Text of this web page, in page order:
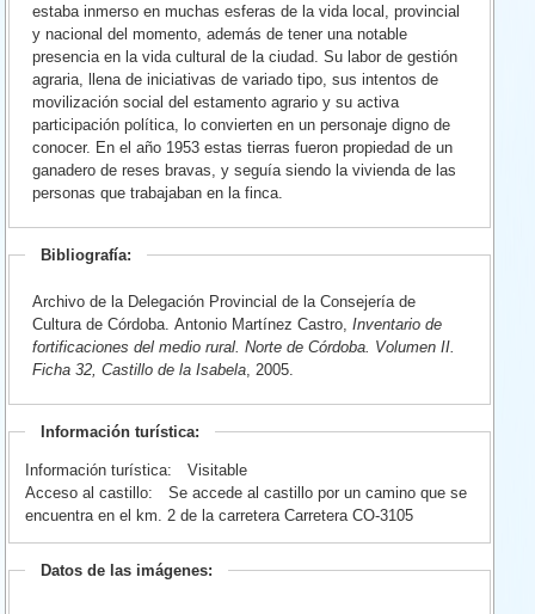
estaba inmerso en muchas esferas de la vida local, provincial
y nacional del momento, además de tener una notable
presencia en la vida cultural de la ciudad. Su labor de gestión
agraria, llena de iniciativas de variado tipo, sus intentos de
movilización social del estamento agrario y su activa
participación política, lo convierten en un personaje digno de
conocer. En el año 1953 estas tierras fueron propiedad de un
ganadero de reses bravas, y seguía siendo la vivienda de las
personas que trabajaban en la finca.
Bibliografía:
Archivo de la Delegación Provincial de la Consejería de
Cultura de Córdoba.Antonio Martínez Castro,Inventario de
fortificaciones del medio rural. Norte de Córdoba. Volumen II.
Ficha 32, Castillo de la Isabela , 2005.
Información turística:
Información turística:
Visitable
Acceso al castillo:
Se accede al castillo por un camino que se
encuentra en el km. 2 de la carretera Carretera CO-3105
Datos de las imágenes: